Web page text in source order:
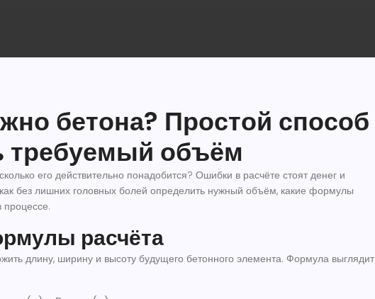
бетона? Простой способ
требуемый объём
его действительно понадобится? Ошибки в расчёте стоят денег и
без лишних головных болей определить нужный объём, какие формулы
процессе.
расчёта
длину, ширину и высоту будущего бетонного элемента. Формула выглядит